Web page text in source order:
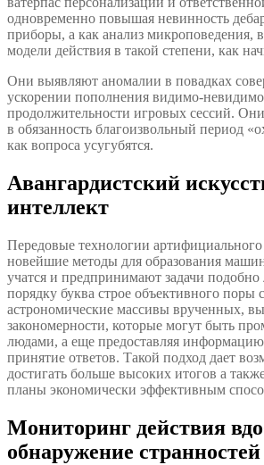
одновременно повышая невинность
приборы, а как анализ микроповедения,
модели действия в такой степени, как
Они выявляют аномалии в повадках
ускорении пополнения видимо-
продолжительности игровых сессий. Они
в обязанность благоизвольный период
как вопроса усугубятся.
Авангардистский
интеллект
Передовые технологии
новейшие методы для образования
учатся и предпринимают задачи
порядку буква строе объективного поры
астрономические массивы врученных,
закономерности, которые могут быть
людами, а еще предоставляя
принятие ответов. Такой подход дает
достигать больше высоких итогов а
планы экономически эффективным
Мониторинг действия
обнаружение странностей